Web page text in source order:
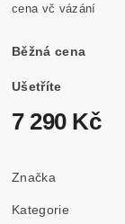
cena vč vázání
Běžná cena
Ušetříte
7 290 Kč
Značka
Kategorie